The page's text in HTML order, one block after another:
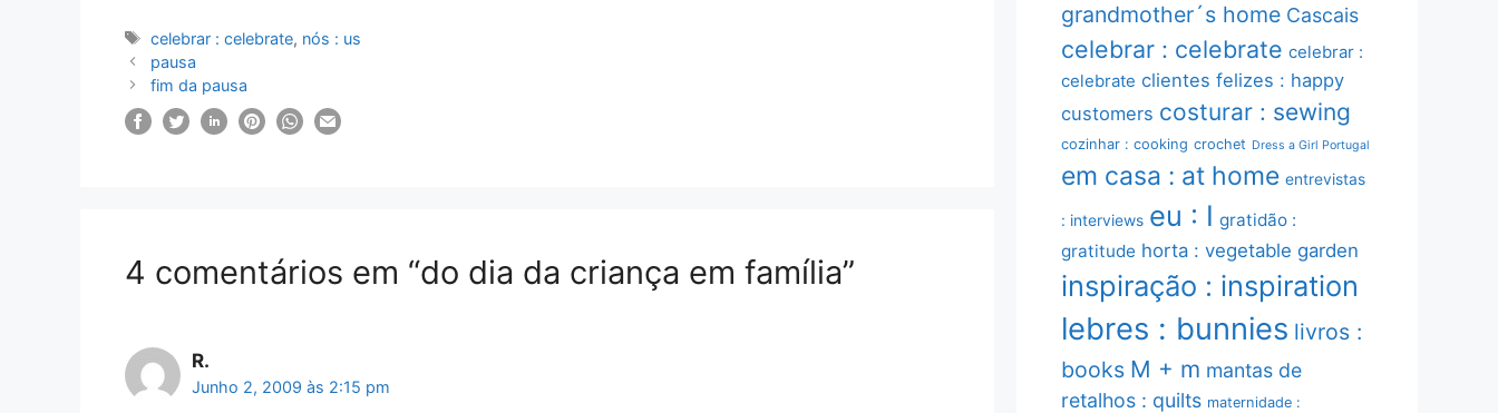
Etiquetas
celebrar : celebrate, nós : us
pausa
fim da pausa
4 comentários em “do dia da criança em família”
R.
Junho 2, 2009 às 2:15 pm
grandmother´s home Cascais
celebrar : celebrate celebrar :
celebrate clientes felizes : happy
customers costurar : sewing
cozinhar : cooking crochet Dress a Girl Portugal
em casa : at home entrevistas
: interviews eu : I gratidão :
gratitude horta : vegetable garden
inspiração : inspiration
lebres : bunnies livros :
books M + m mantas de
retalhos : quilts maternidade :